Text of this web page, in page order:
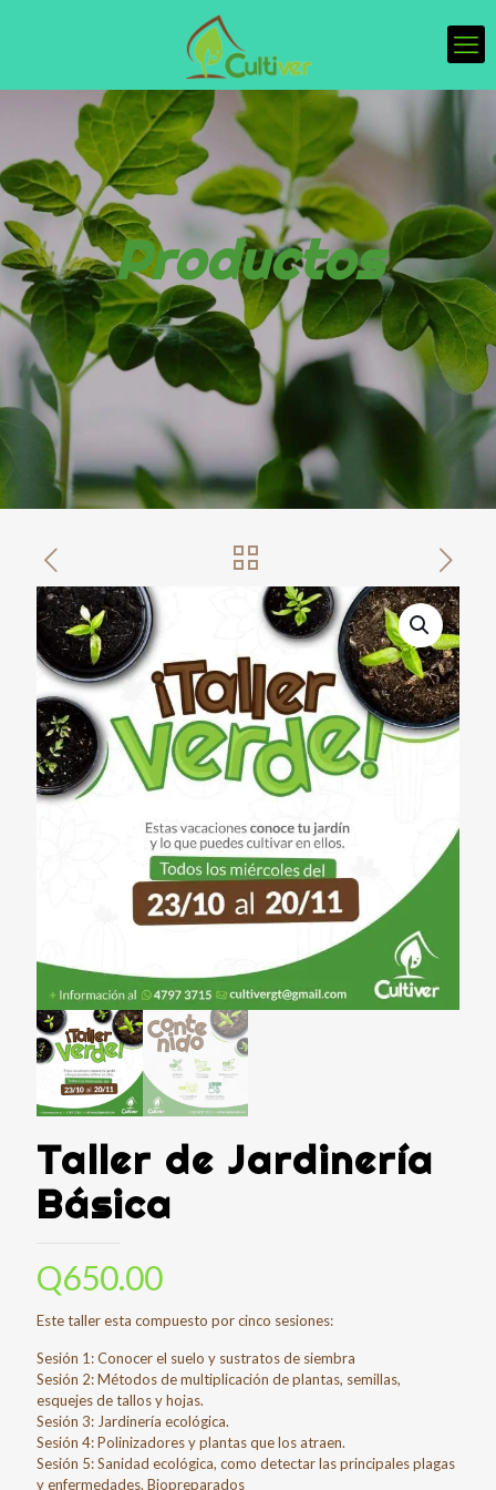
Productos
Taller de Jardinería
Básica
Q650.00
Este taller esta compuesto por cinco sesiones:
Sesión 1: Conocer el suelo y sustratos de siembra
Sesión 2: Métodos de multiplicación de plantas, semillas,
esquejes de tallos y hojas.
Sesión 3: Jardinería ecológica.
Sesión 4: Polinizadores y plantas que los atraen.
Sesión 5: Sanidad ecológica, como detectar las principales plagas
y enfermedades. Biopreparados